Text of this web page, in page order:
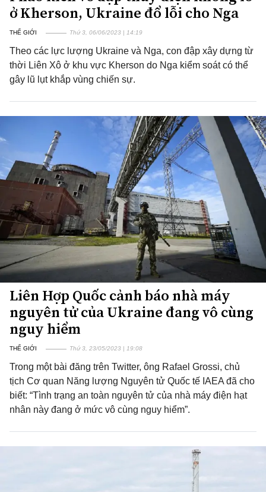
ở Kherson, Ukraine đổ lỗi cho Nga
THẾ GIỚI Thứ 3, 06/06/2023 | 14:19
Theo các lực lượng Ukraine và Nga, con đập xây dựng từ
thời Liên Xô ở khu vực Kherson do Nga kiểm soát có thể
gây lũ lụt khắp vùng chiến sự.
Liên Hợp Quốc cảnh báo nhà máy
nguyên tử của Ukraine đang vô cùng
nguy hiểm
THẾ GIỚI Thứ 3, 23/05/2023 | 19:08
Trong một bài đăng trên Twitter, ông Rafael Grossi, chủ
tịch Cơ quan Năng lượng Nguyên tử Quốc tế IAEA đã cho
biết: “Tình trạng an toàn nguyên tử của nhà máy điện hạt
nhân này đang ở mức vô cùng nguy hiểm”.